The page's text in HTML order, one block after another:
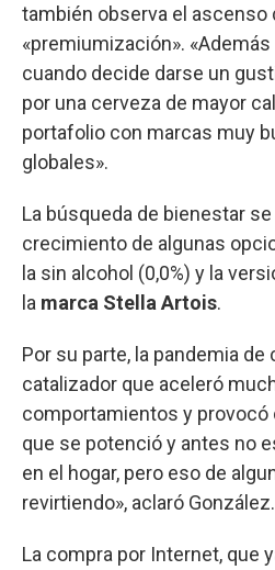
también observa el ascenso
«premiumización».
cuando decide darse un
por una cerveza de mayor
portafolio con marcas muy
globales».
La búsqueda de bienestar
crecimiento de algunas
la sin alcohol (0,0%) y la
la marca Stella Artois.
Por su parte, la pandemia
catalizador que aceleró
comportamientos y provocó
que se potenció y antes no
en el hogar, pero eso de
revirtiendo», aclaró González.
La compra por Internet, que